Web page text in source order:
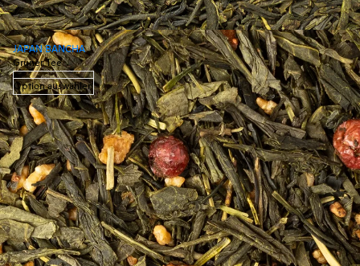
JAPAN BANCHA
Grüner Tee
Option auswählen